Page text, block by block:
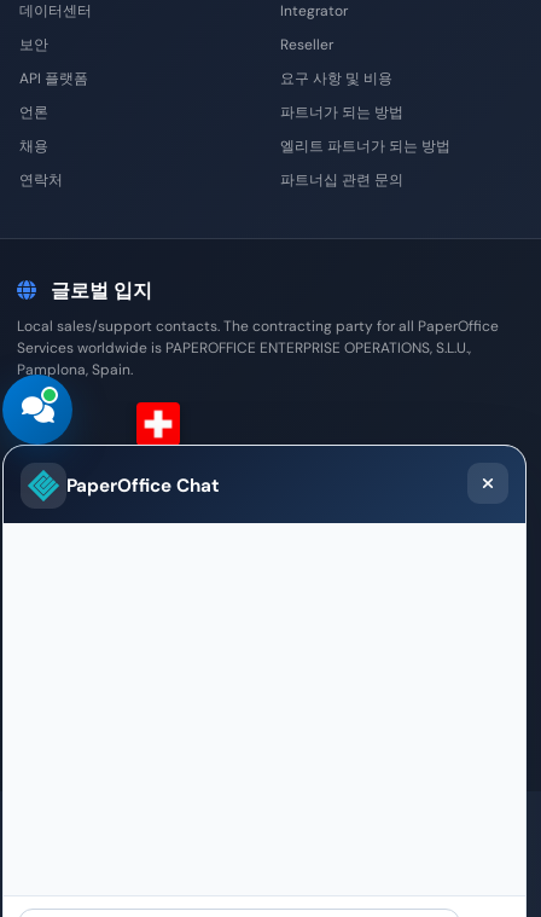
데이터센터
보안
API 플랫폼
언론
채용
연락처
Integrator
Reseller
요구 사항 및 비용
파트너가 되는 방법
엘리트 파트너가 되는 방법
파트너십 관련 문의
글로벌 입지
Local sales/support contacts. The contracting party for all PaperOffice
Services worldwide is PAPEROFFICE ENTERPRISE OPERATIONS, S.L.U.,
Pamplona, Spain.
Switzerland (German)
Sales / Support Office
100% 독일산 EU 내 PaperOffice 데이터센터 24년 이상 경험
PaperOffice Chat